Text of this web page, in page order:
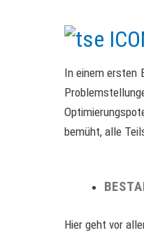
In einem ersten
bemüht, alle
Hier geht vor